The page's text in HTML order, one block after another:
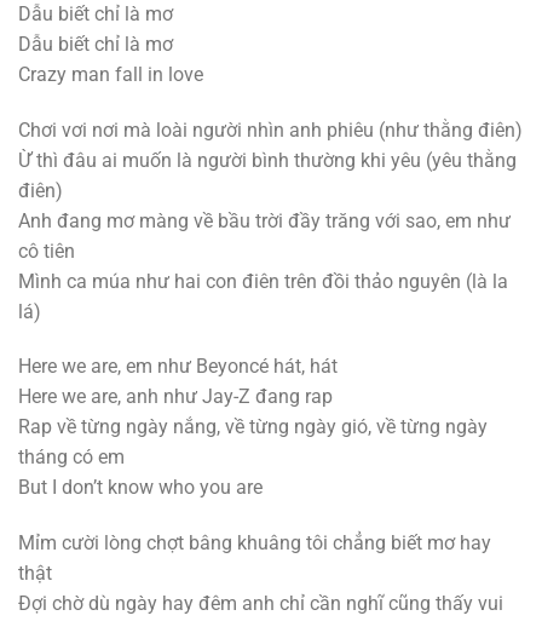
Dẫu biết chỉ là mơ
Dẫu biết chỉ là mơ
Crazy man fall in love
Chơi vơi nơi mà loài người nhìn anh phiêu (như thằng điên)
Ừ thì đâu ai muốn là người bình thường khi yêu (yêu thằng
điên)
Anh đang mơ màng về bầu trời đầy trăng với sao, em như
cô tiên
Mình ca múa như hai con điên trên đồi thảo nguyên (là la
lá)
Here we are, em như Beyoncé hát, hát
Here we are, anh như Jay-Z đang rap
Rap về từng ngày nắng, về từng ngày gió, về từng ngày
tháng có em
But I don’t know who you are
Mỉm cười lòng chợt bâng khuâng tôi chẳng biết mơ hay
thật
Đợi chờ dù ngày hay đêm anh chỉ cần nghĩ cũng thấy vui